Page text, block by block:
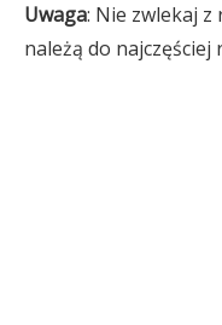
Uwaga: Nie zwlekaj
należą do najczęściej